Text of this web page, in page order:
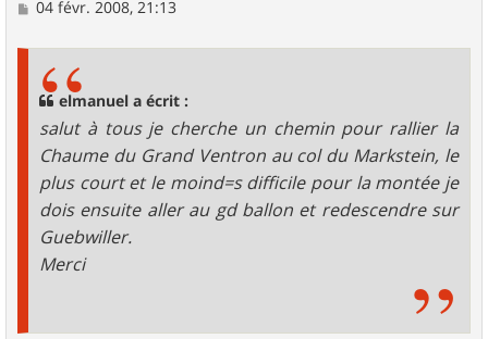
M
04 févr. 2008, 21:13
elmanuel a écrit :
salut à tous je cherche un chemin pour rallier la
Chaume du Grand Ventron au col du Markstein, le
plus court et le moind=s difficile pour la montée je
dois ensuite aller au gd ballon et redescendre sur
Guebwiller.
Merci